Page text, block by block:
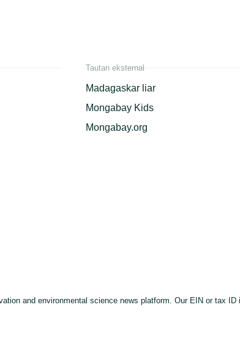
Tautan eksternal
Madagaskar liar
Mongabay Kids
Mongabay.org
and environmental science news platform. Our EIN or tax ID